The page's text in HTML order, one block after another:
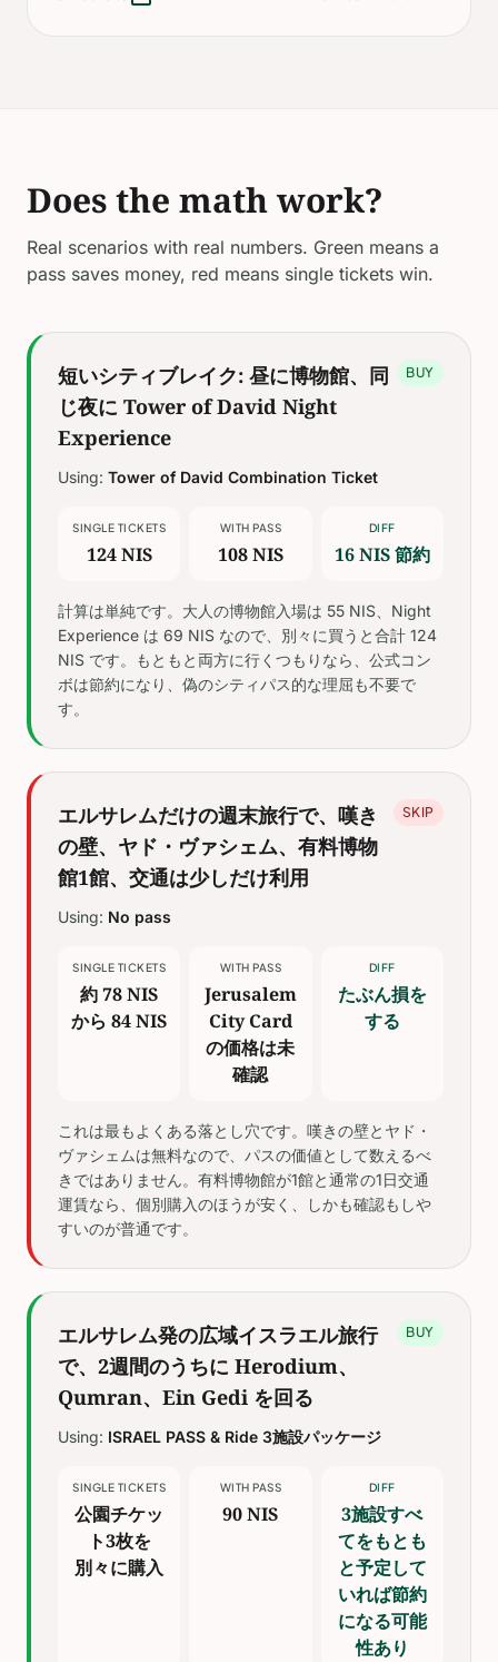
Does the math work?
Real scenarios with real numbers. Green means a
pass saves money, red means single tickets win.
短いシティブレイク: 昼に博物館、同
じ夜に Tower of David Night
Experience
BUY
Using: Tower of David Combination Ticket
SINGLE TICKETS
124 NIS
WITH PASS
108 NIS
DIFF
16 NIS 節約
計算は単純です。大人の博物館入場は 55 NIS、Night
Experience は 69 NIS なので、別々に買うと合計 124
NIS です。もともと両方に行くつもりなら、公式コン
ボは節約になり、偽のシティパス的な理屈も不要で
す。
エルサレムだけの週末旅行で、嘆き
の壁、ヤド・ヴァシェム、有料博物
館1館、交通は少しだけ利用
SKIP
Using: No pass
SINGLE TICKETS
約 78 NIS
から 84 NIS
WITH PASS
Jerusalem
City Card
の価格は未
確認
DIFF
たぶん損を
する
これは最もよくある落とし穴です。嘆きの壁とヤド・
ヴァシェムは無料なので、パスの価値として数えるべ
きではありません。有料博物館が1館と通常の1日交通
運賃なら、個別購入のほうが安く、しかも確認もしや
すいのが普通です。
エルサレム発の広域イスラエル旅行
で、2週間のうちに Herodium、
Qumran、Ein Gedi を回る
BUY
Using: ISRAEL PASS & Ride 3施設パッケージ
SINGLE TICKETS
公園チケッ
ト3枚を
別々に購入
WITH PASS
90 NIS
DIFF
3施設すべ
てをもとも
と予定して
いれば節約
になる可能
性あり